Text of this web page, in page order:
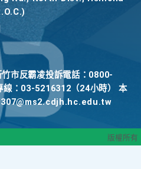
市反霸凌投訴電話：0800-
線：03-5216312（24小時） 本
版權所有